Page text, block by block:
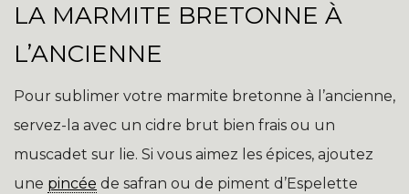
LA MARMITE BRETONNE À
L’ANCIENNE
Pour sublimer votre marmite bretonne à l’ancienne,
servez-la avec un cidre brut bien frais ou un
muscadet sur lie. Si vous aimez les épices, ajoutez
une pincée de safran ou de piment d’Espelette